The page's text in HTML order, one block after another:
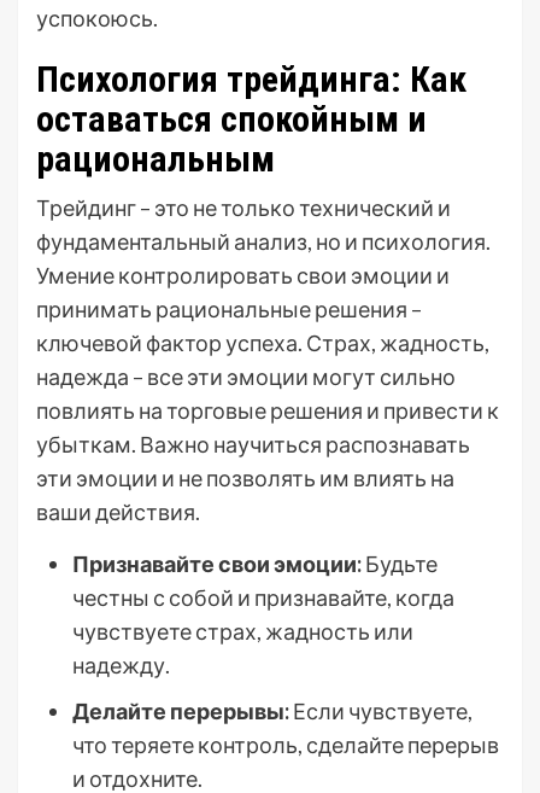
успокоюсь.
Психология трейдинга: Как
оставаться спокойным и
рациональным
Трейдинг – это не только технический и
фундаментальный анализ, но и психология.
Умение контролировать свои эмоции и
принимать рациональные решения –
ключевой фактор успеха. Страх, жадность,
надежда – все эти эмоции могут сильно
повлиять на торговые решения и привести к
убыткам. Важно научиться распознавать
эти эмоции и не позволять им влиять на
ваши действия.
Признавайте свои эмоции:Будьте
честны с собой и признавайте, когда
чувствуете страх, жадность или
надежду.
Делайте перерывы:Если чувствуете,
что теряете контроль, сделайте перерыв
и отдохните.